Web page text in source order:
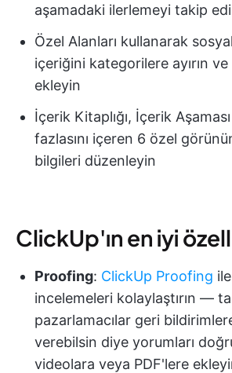
aşamadaki ilerlemeyi takip
Özel Alanları kullanarak
içeriğini kategorilere ayırın
ekleyin
İçerik Kitaplığı, İçerik
fazlasını içeren 6 özel
bilgileri düzenleyin
ClickUp'ın en iyi
Proofing: ClickUp Proofing
incelemeleri kolaylaştırın —
pazarlamacılar geri
verebilsin diye yorumları
videolara veya PDF'lere